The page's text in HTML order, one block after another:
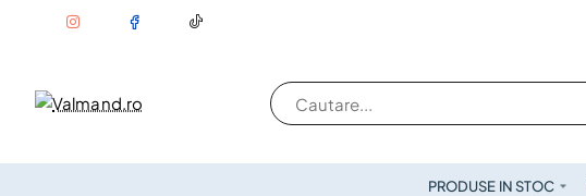
Cautare...
PRODUSE IN STOC